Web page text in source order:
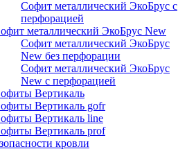
Софит металлический ЭкоБрус с
перфорацией
металлический ЭкоБрус New
Софит металлический ЭкоБрус
New без перфорации
Софит металлический ЭкоБрус
New с перфорацией
Вертикаль
Вертикаль gofr
Вертикаль line
Вертикаль prof
кровли